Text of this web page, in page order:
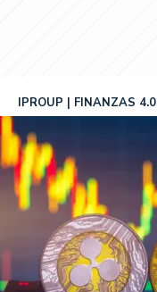
IPROUP FINANZAS 4.0